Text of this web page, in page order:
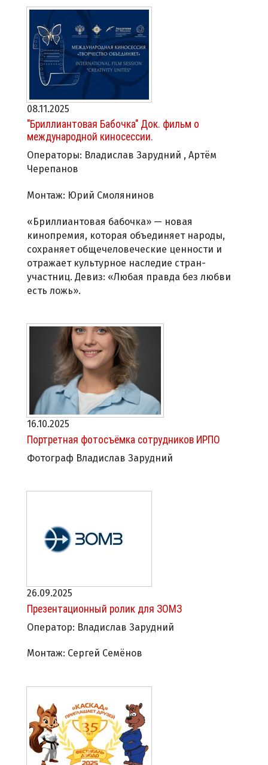
08.11.2025
"Бриллиантовая Бабочка" Док. фильм о
международной киносессии.
Операторы: Владислав Зарудний , Артём
Черепанов
Монтаж: Юрий Смолянинов
«Бриллиантовая бабочка» — новая
кинопремия, которая объединяет народы,
сохраняет общечеловеческие ценности и
отражает культурное наследие стран-
участниц. Девиз: «Любая правда без любви
есть ложь».
16.10.2025
Портретная фотосъёмка сотрудников ИРПО
Фотограф Владислав Зарудний
26.09.2025
Презентационный ролик для ЗОМЗ
Оператор: Владислав Зарудний
Монтаж: Сергей Семёнов